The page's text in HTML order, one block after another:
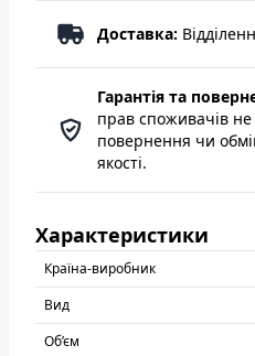
Доставка:
Гарантія та
прав споживачів
повернення чи
якості.
Характеристики
Країна-виробник
Вид
Об’єм